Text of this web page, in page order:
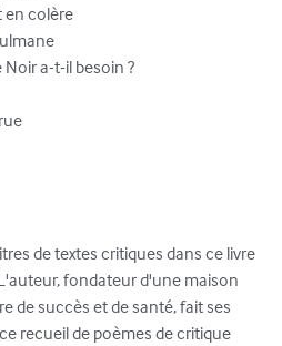
de textes critiques dans ce livre
fondateur d'une maison
de succès et de santé, fait ses
recueil de poèmes de critique